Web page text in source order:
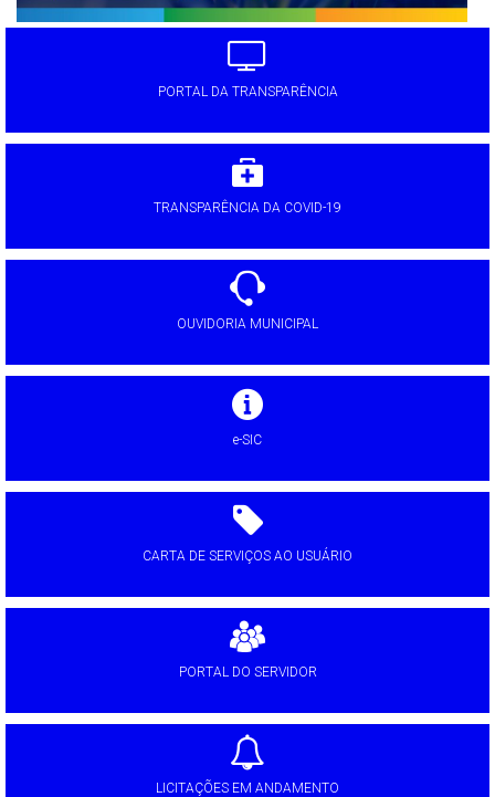
PORTAL DA TRANSPARÊNCIA
TRANSPARÊNCIA DA COVID-19
OUVIDORIA MUNICIPAL
e-SIC
CARTA DE SERVIÇOS AO USUÁRIO
PORTAL DO SERVIDOR
LICITAÇÕES EM ANDAMENTO